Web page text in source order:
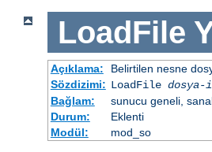
LoadFile
Açıklama:
Belirtilen nesne
Sözdizimi: LoadFile dosya-
Bağlam:
sunucu geneli,
Durum:
Eklenti
Modül:
mod_so